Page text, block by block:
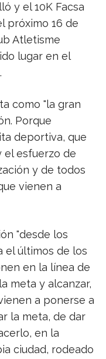
y el 10K Facsa
próximo 16 de
Atletisme
lugar en el
como "la gran
Porque
deportiva, que
el esfuerzo de
y de todos
vienen a
"desde los
el últimos de los
en la línea de
meta y alcanzar,
a ponerse a
la meta, de dar
en la
ciudad, rodeado